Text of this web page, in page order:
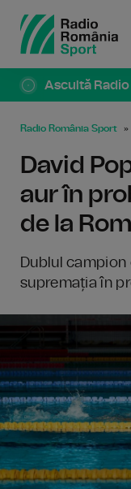
Ascultă
Radio România Sport
David
aur în
de la
Dublul
supremația în